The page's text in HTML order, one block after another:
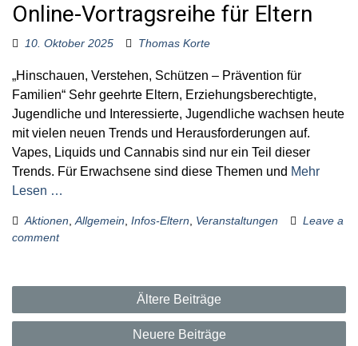
Online-Vortragsreihe für Eltern
10. Oktober 2025 Thomas Korte
„Hinschauen, Verstehen, Schützen – Prävention für
Familien“ Sehr geehrte Eltern, Erziehungsberechtigte,
Jugendliche und Interessierte, Jugendliche wachsen heute
mit vielen neuen Trends und Herausforderungen auf.
Vapes, Liquids und Cannabis sind nur ein Teil dieser
Trends. Für Erwachsene sind diese Themen und Mehr
Lesen …
Aktionen Allgemein Infos-Eltern Veranstaltungen
Leave a
comment
B
e
Ältere Beiträge
Neuere Beiträge